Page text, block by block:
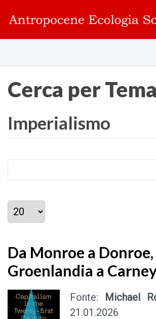
Cerca per Tema
Imperialismo
Visualizza #
Da Monroe a
Groenlandia a
Fonte: Michael
21.01.2026